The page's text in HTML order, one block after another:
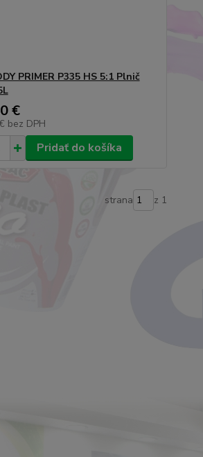
PRIMER P335 HS 5:1 Plnič
€
bez DPH
Pridať do košíka
strana z 1